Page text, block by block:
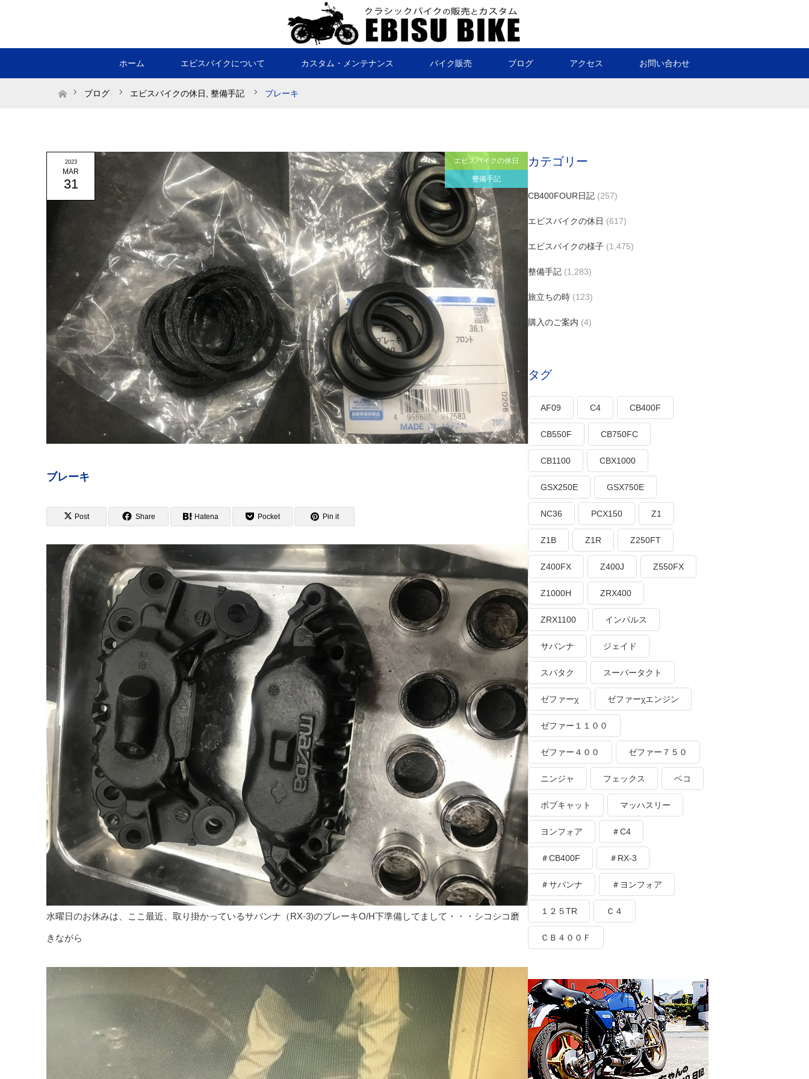
ホーム エビスバイクについて カスタム・メンテナンス バイク販売 ブログ アクセス お問い合わせ
ホームブログ エビスバイクの休日 整備手記 ブレーキ
2023
MAR
31
エビスバイクの休日
整備手記
ブレーキ
Post Share Hatena Pocket Pin it
水曜日のお休みは、ここ最近、取り掛かっているサバンナ（RX-3)のブレーキO/H下準備してまして・・・シコシコ磨
きながら
カテゴリー
CB400FOUR日記 (257)
エビスバイクの休日 (617)
エビスバイクの様子 (1,475)
整備手記 (1,283)
旅立ちの時 (123)
購入のご案内 (4)
タグ
AF09 C4 CB400F
CB550F CB750FC
CB1100 CBX1000
GSX250E GSX750E
NC36 PCX150 Z1
Z1B Z1R Z250FT
Z400FX Z400J Z550FX
Z1000H ZRX400
ZRX1100 インパルス
サバンナ ジェイド
スパタク スーパータクト
ゼファーχ ゼファーχエンジン
ゼファー１１００
ゼファー４００ ゼファー７５０
ニンジャ フェックス ベコ
ボブキャット マッハスリー
ヨンフォア ＃C4
＃CB400F ＃RX-3
＃サバンナ ＃ヨンフォア
１２５TR Ｃ４
ＣＢ４００Ｆ